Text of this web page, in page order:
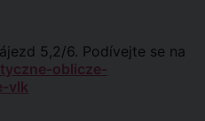
5,2/6. Podívejte se na
oblicze-
vlk